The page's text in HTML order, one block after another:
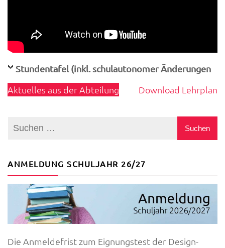
Stundentafel (inkl. schulautonomer Änderungen
Download Lehrplan
Aktuelles aus der Abteilung
ANMELDUNG SCHULJAHR 26/27
Die Anmeldefrist zum Eignungstest der Design-